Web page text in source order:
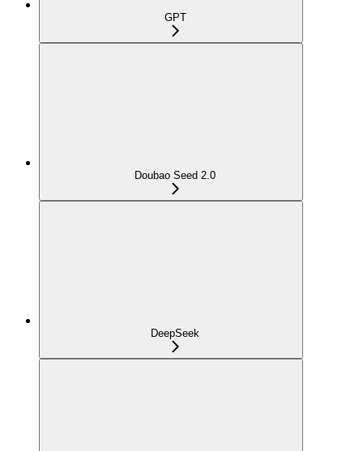
GPT
Doubao Seed 2.0
DeepSeek